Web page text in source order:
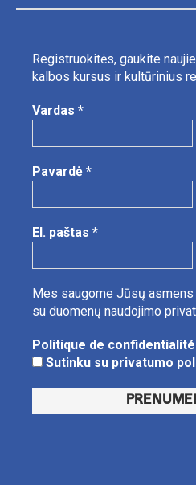
Registruokitės, gaukite
kalbos kursus ir kultūrinius
Vardas *
Pavardė *
El. paštas *
Mes saugome Jūsų asmens
su duomenų naudojimo
Politique de
Sutinku su privatumo